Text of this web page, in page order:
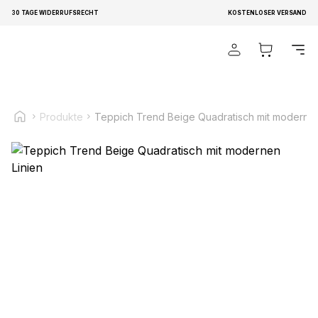
30 TAGE WIDERRUFSRECHT KOSTENLOSER VERSAND
Produkte Teppich Trend Beige Quadratisch mit
Wir verwenden Cookies, um Inhalte und Anzeigen zu
unserer Website an unsere Partner für soziale Medien,
Informationen mit weiteren Daten zusammenführen, die Sie
ihnen bereitgestellt haben oder die sie im Rahmen Ihrer
Nutzung der Dienste gesammelt haben.